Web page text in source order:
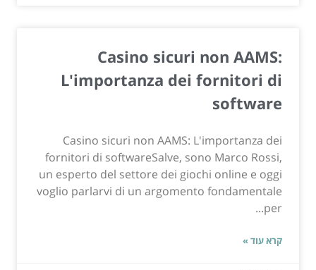
Casino sicuri non AAMS:
L'importanza dei fornitori di
software
Casino sicuri non AAMS: L'importanza dei
fornitori di softwareSalve, sono Marco Rossi,
un esperto del settore dei giochi online e oggi
voglio parlarvi di un argomento fondamentale
per...
קרא עוד »